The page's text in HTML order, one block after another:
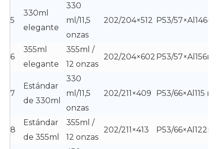
5
330ml
elegante
330
ml/11,5
onzas
202/204×512 P53/
6
355ml
elegante
355ml /
12 onzas
202/204×602 P53/
7
Estándar
de 330ml
330
ml/11,5
onzas
202/211×409 P53/66×Al115
8
Estándar
de 355ml
355ml /
12 onzas
202/211×413 P53/